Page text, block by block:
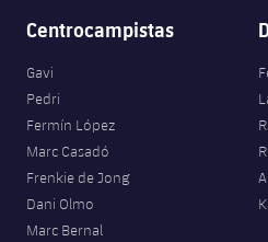
Historia
Palmarés
Clasificaciones
Juvenil
Alevín
Noticias
Atletismo
plusicon
Masculino
Femenino
Baloncesto en silla de
Actualidad
Jugadores
Hockey sobre hielo
plusicon
más
Hockey hierba
plusicon
más
Centrocampistas
Gavi
Pedri
Fermín López
Marc Casadó
Frenkie de Jong
Dani Olmo
Marc Bernal